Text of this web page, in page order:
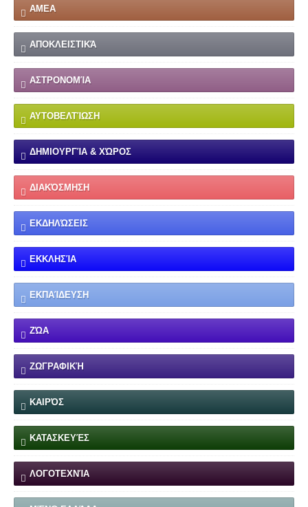
ΑΜΕΑ
ΑΠΟΚΛΕΙΣΤΙΚΆ
ΑΣΤΡΟΝΟΜΊΑ
ΑΥΤΟΒΕΛΤΊΩΣΗ
ΔΗΜΙΟΥΡΓΊΑ & ΧΏΡΟΣ
ΔΙΑΚΌΣΜΗΣΗ
ΕΚΔΗΛΏΣΕΙΣ
ΕΚΚΛΗΣΊΑ
ΕΚΠΑΊΔΕΥΣΗ
ΖΏΑ
ΖΩΓΡΑΦΙΚΉ
ΚΑΙΡΌΣ
ΚΑΤΑΣΚΕΥΈΣ
ΛΟΓΟΤΕΧΝΊΑ